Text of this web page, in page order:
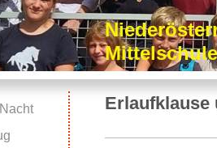
Erlaufklause